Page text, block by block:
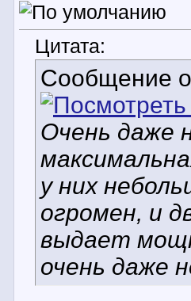
Цитата:
Сообщение
Очень даже
у них
огромен, и
выдает
очень даже